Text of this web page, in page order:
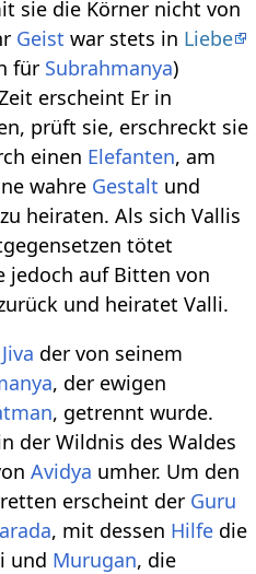
sie die Körner nicht von
Geist war stets in Liebe
für Subrahmanya)
erscheint Er in
prüft sie, erschreckt sie
einen Elefanten, am
wahre Gestalt und
heiraten. Als sich Vallis
tötet
jedoch auf Bitten von
und heiratet Valli.
Jiva der von seinem
, der ewigen
, getrennt wurde.
der Wildnis des Waldes
Avidya umher. Um den
erscheint der Guru
, mit dessen Hilfe die
und Murugan, die